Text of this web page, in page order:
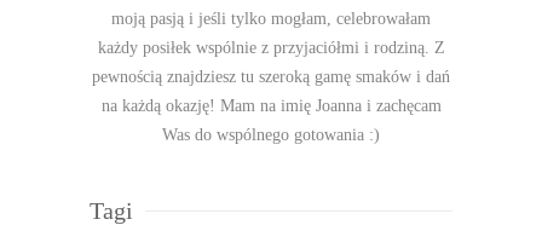
moją pasją i jeśli tylko mogłam, celebrowałam
każdy posiłek wspólnie z przyjaciółmi i rodziną. Z
pewnością znajdziesz tu szeroką gamę smaków i dań
na każdą okazję! Mam na imię Joanna i zachęcam
Was do wspólnego gotowania :)
Tagi